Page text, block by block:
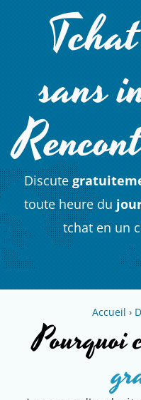
sans
Discute
toute heure du
tchat en un
Accueil ›